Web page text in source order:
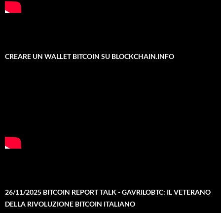
CREARE UN WALLET BITCOIN SU BLOCKCHAIN.INFO
26/11/2025 BITCOIN REPORT TALK - GAVRILOBTC: IL VETERANO
DELLA RIVOLUZIONE BITCOIN ITALIANO